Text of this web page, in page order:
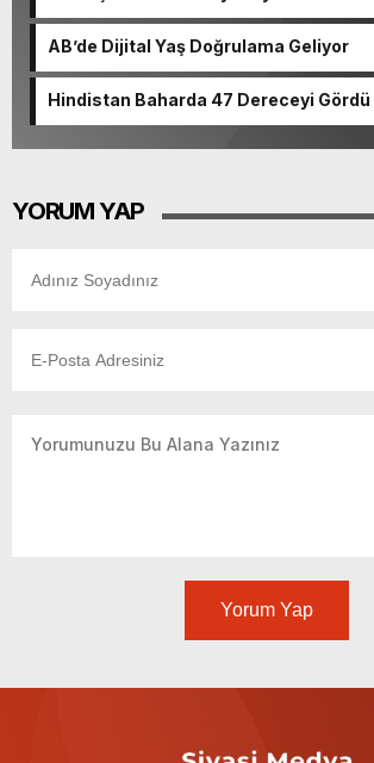
AB’de Dijital Yaş Doğrulama Geliyor
Hindistan Baharda 47 Dereceyi Gördü
YORUM YAP
Yorum Yap